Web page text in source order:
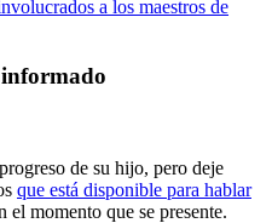
a los maestros de
de su hijo, pero deje
que está disponible para hablar
el momento que se presente.